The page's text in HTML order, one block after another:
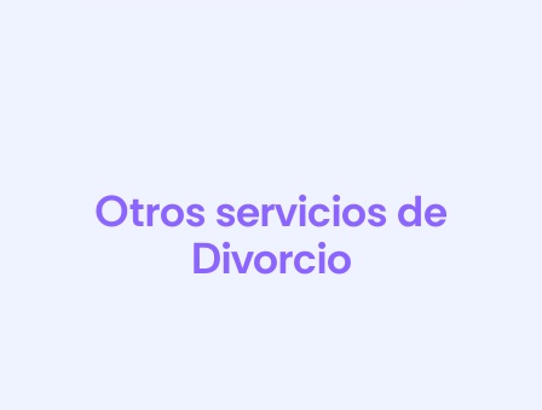
Otros servicios de
Divorcio